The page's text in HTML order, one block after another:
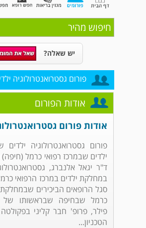
חיפוש מהיר
יש שאלה?
פורום גסטרואנטרולוגיה
אודות הפורום
אודות פורום
פורום גסטרואנטרולוגיה
ילדים שבמרכז רפואי כרמל (חיפה)
ד"ר יגאל אלנברג,
במחלקת ילדים במרכז הרפואי
סגל הרופאים הביכירים
כרמל שבחיפה שבראשותו של
פילר, פרופ' חבר קליני
הטכניון...